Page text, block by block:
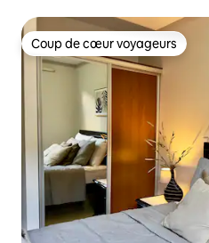
Coup de cœur voyageurs
Coup de cœur voyageurs